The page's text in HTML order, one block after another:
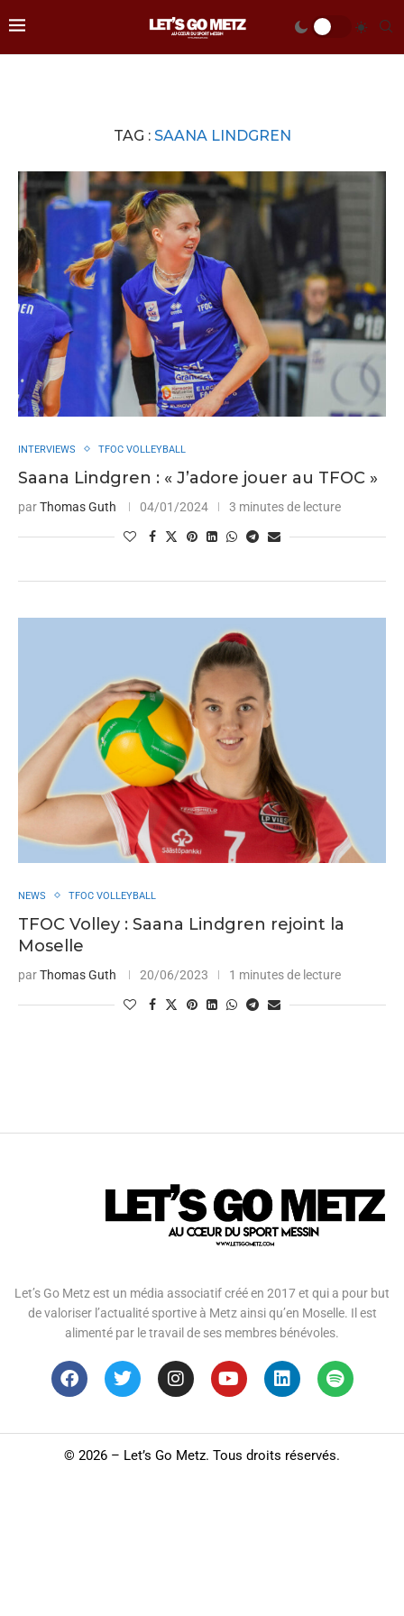
TAG : SAANA LINDGREN
INTERVIEWS TFOC VOLLEYBALL
Saana Lindgren : « J’adore jouer au TFOC »
parThomas Guth 04/01/2024 3 minutes de lecture
NEWS TFOC VOLLEYBALL
TFOC Volley : Saana Lindgren rejoint la
Moselle
parThomas Guth 20/06/2023 1 minutes de lecture
Let’s Go Metz est un média associatif créé en 2017 et qui a pour but
de valoriser l’actualité sportive à Metz ainsi qu’en Moselle. Il est
alimenté par le travail de ses membres bénévoles.
© 2026 – Let’s Go Metz. Tous droits réservés.